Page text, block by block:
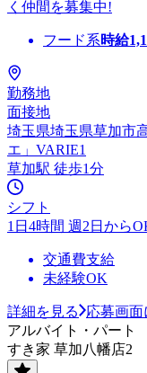
く仲間を募集中!
フード系時給
勤務地
面接地
埼玉県埼玉県草加市
エ」VARIE1
草加駅 徒歩1分
シフト
1日4時間 週2日から
交通費支給
未経験OK
詳細を見る
応募画面
アルバイト・パート
すき家 草加八幡店2